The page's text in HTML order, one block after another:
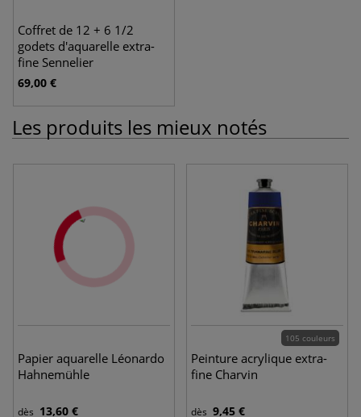
Coffret de 12 + 6 1/2
godets d'aquarelle extra-
fine Sennelier
69,00 €
Les produits les mieux notés
Papier aquarelle Léonardo
Hahnemühle
dès 13,60 €
105 couleurs
Peinture acrylique extra-
fine Charvin
dès 9,45 €